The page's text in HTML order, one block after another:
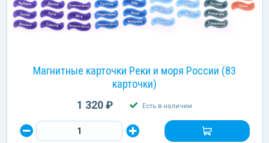
Магнитные карточки Реки и моря России (83
карточки)
1 320 ₽ Есть в наличии